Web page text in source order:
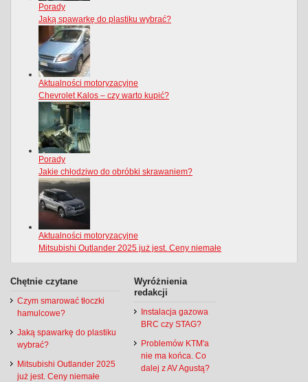
Chętnie czytane
Czym smarować tłoczki
hamulcowe?
Jaką spawarkę do plastiku
wybrać?
Mitsubishi Outlander 2025
już jest. Ceny niemałe
Wyróżnienia
redakcji
Instalacja gazowa
BRC czy STAG?
Problemów KTM'a
nie ma końca. Co
dalej z AV Agustą?